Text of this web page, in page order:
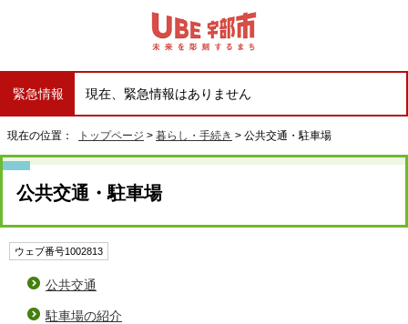
緊急情報 現在、緊急情報はありません
現在の位置： トップページ > 暮らし・手続き > 公共交通・駐車場
公共交通・駐車場
ウェブ番号1002813
公共交通
駐車場の紹介